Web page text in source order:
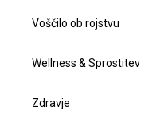
Voščilo ob rojstvu
Wellness & Sprostitev
Zdravje